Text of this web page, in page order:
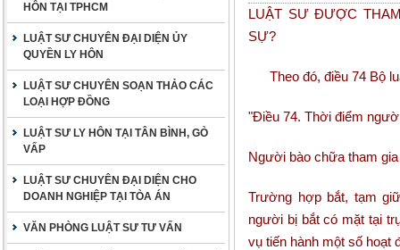
HÔN TẠI TPHCM
LUẬT SƯ CHUYÊN ĐẠI DIỆN ỦY
QUYỀN LY HÔN
LUẬT SƯ CHUYÊN SOẠN THẢO CÁC
LOẠI HỢP ĐỒNG
LUẬT SƯ LY HÔN TẠI TÂN BÌNH, GÒ
VẤP
LUẬT SƯ CHUYÊN ĐẠI DIỆN CHO
DOANH NGHIỆP TẠI TÒA ÁN
VĂN PHÒNG LUẬT SƯ TƯ VẤN
LUẬT SƯ ĐƯỢC
SỰ?
Theo đó, điều 74 Bộ
"Điều 74. Thời điểm
Người bào chữa tham
Trường hợp bắt, tạm
người bị bắt có mặt tại
vụ tiến hành một số hoạt